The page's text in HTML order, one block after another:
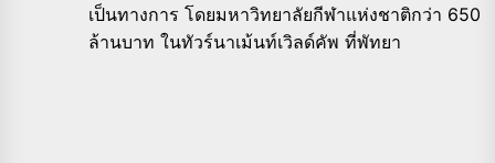
เป็นทางการ โดยมหาวิทยาลัยกีฬาแห่งชาติกว่า 650
ล้านบาท ในทัวร์นาเม้นท์เวิลด์คัพ ที่พัทยา